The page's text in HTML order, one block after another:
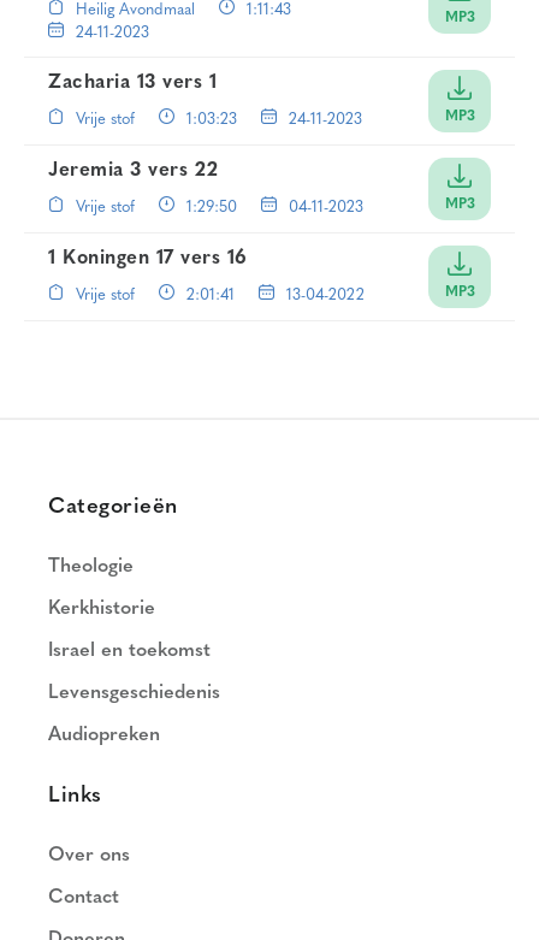
Heilig Avondmaal
1:11:43
24-11-2023
MP3
Zacharia 13 vers 1
Vrije stof 1:03:23 24-11-2023 MP3
Jeremia 3 vers 22
Vrije stof 1:29:50 04-11-2023 MP3
1 Koningen 17 vers 16
Vrije stof 2:01:41 13-04-2022 MP3
Categorieën
Theologie
Kerkhistorie
Israel en toekomst
Levensgeschiedenis
Audiopreken
Links
Over ons
Contact